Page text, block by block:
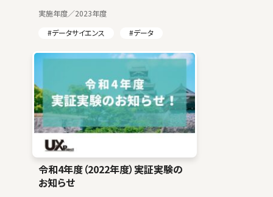
実施年度／2023年度
#データサイエンス
#データ
令和4年度（2022年度）実証実験の
お知らせ